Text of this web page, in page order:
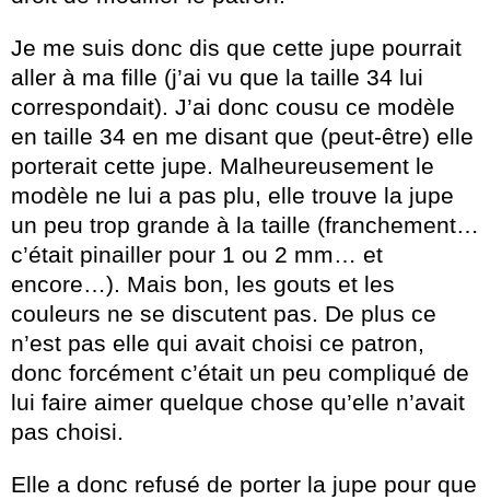
Je me suis donc dis que cette jupe pourrait
aller à ma fille (j’ai vu que la taille 34 lui
correspondait). J’ai donc cousu ce modèle
en taille 34 en me disant que (peut-être) elle
porterait cette jupe. Malheureusement le
modèle ne lui a pas plu, elle trouve la jupe
un peu trop grande à la taille (franchement…
c’était pinailler pour 1 ou 2 mm… et
encore…). Mais bon, les gouts et les
couleurs ne se discutent pas. De plus ce
n’est pas elle qui avait choisi ce patron,
donc forcément c’était un peu compliqué de
lui faire aimer quelque chose qu’elle n’avait
pas choisi.
Elle a donc refusé de porter la jupe pour que